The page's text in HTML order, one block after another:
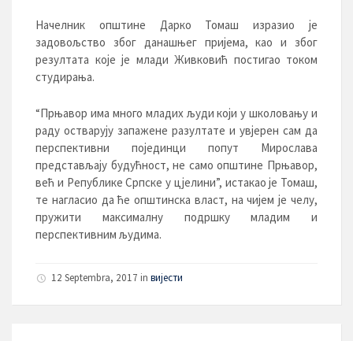
Начелник општине Дарко Томаш изразио је
задовољство због данашњег пријема, као и због
резултата које је млади Живковић постигао током
студирања.
“Прњавор има много младих људи који у школовању и
раду остварују запажене разултате и увјерен сам да
перспективни појединци попут Мирослава
представљају будућност, не само општине Прњавор,
већ и Републике Српске у цјелини”, истакао је Томаш,
те нагласио да ће општинска власт, на чијем је челу,
пружити максималну подршку младим и
перспективним људима.
12 Septembra, 2017 in вијести